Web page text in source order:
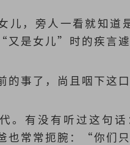
儿，旁人一看就知
又是女儿”时的疾言遽
的事了，尚且咽下这
。有没有听过这句
也常常扼腕：“你们